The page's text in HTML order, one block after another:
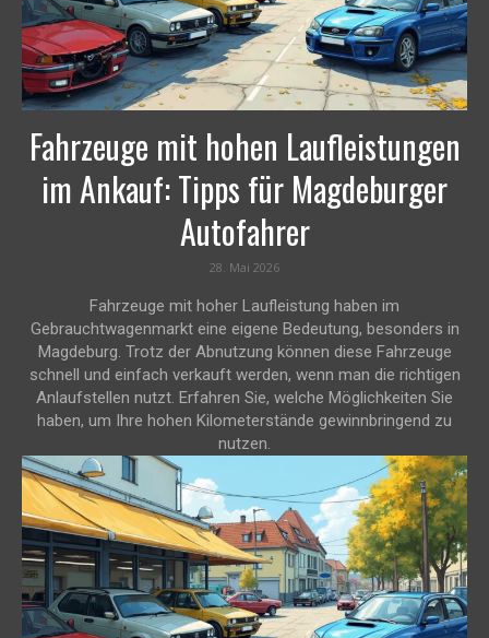
Fahrzeuge mit hohen Laufleistungen
im Ankauf: Tipps für Magdeburger
Autofahrer
28. Mai 2026
Fahrzeuge mit hoher Laufleistung haben im
Gebrauchtwagenmarkt eine eigene Bedeutung, besonders in
Magdeburg. Trotz der Abnutzung können diese Fahrzeuge
schnell und einfach verkauft werden, wenn man die richtigen
Anlaufstellen nutzt. Erfahren Sie, welche Möglichkeiten Sie
haben, um Ihre hohen Kilometerstände gewinnbringend zu
nutzen.